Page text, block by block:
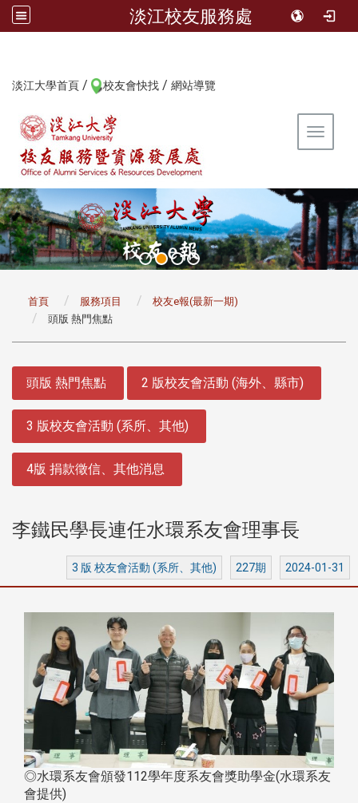
淡江校友服務處
淡江大學首頁 / 校友會快找 / 網站導覽
Toggle
首頁 服務項目
校友e報(最新一期)
頭版 熱門焦點
頭版 熱門焦點 2 版校友會活動 (海外、縣市)
3 版校友會活動 (系所、其他)
4版 捐款徵信、其他消息
李鐵民學長連任水環系友會理事長
3 版 校友會活動 (系所、其他) 227期 2024-01-31
◎水環系友會頒發112學年度系友會獎助學金(水環系友
會提供)